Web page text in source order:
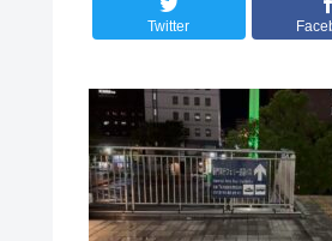
Twitter